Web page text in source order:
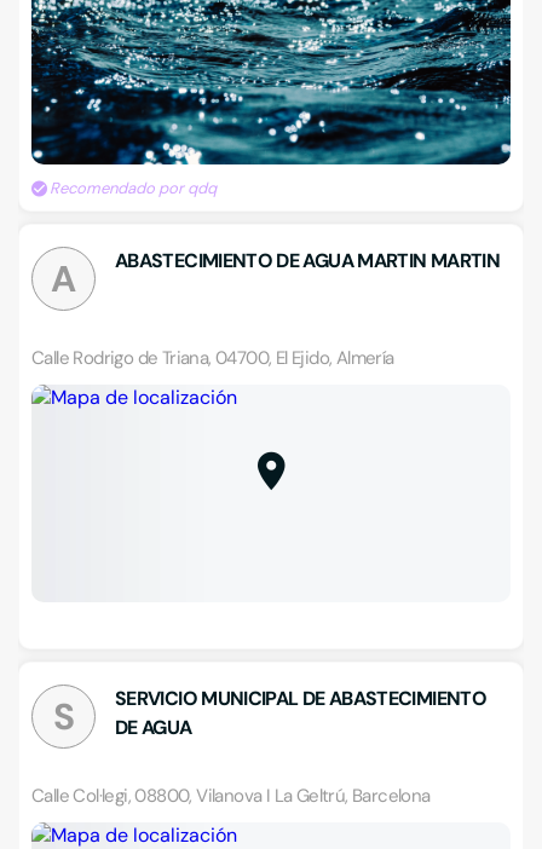
Recomendado por qdq
A ABASTECIMIENTO DE AGUA MARTIN MARTIN
Calle Rodrigo de Triana, 04700, El Ejido, Almería
S
SERVICIO MUNICIPAL DE ABASTECIMIENTO
DE AGUA
Calle Col·legi, 08800, Vilanova I La Geltrú, Barcelona